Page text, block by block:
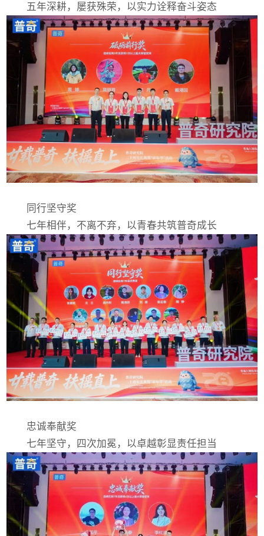
五年深耕，屡获殊荣，以实力诠释奋斗姿态
同行坚守奖
七年相伴，不离不弃，以青春共筑普奇成长
忠诚奉献奖
七年坚守，四次加冕，以卓越彰显责任担当